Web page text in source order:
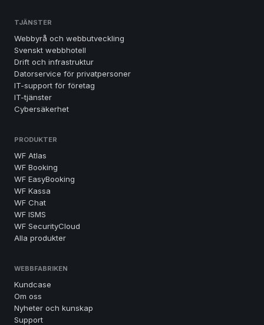
TJÄNSTER
Webbyrå och webbutveckling
Svenskt webbhotell
Drift och infrastruktur
Datorservice för privatpersoner
IT-support för företag
IT-tjänster
Cybersäkerhet
PRODUKTER
WF Atlas
WF Booking
WF EasyBooking
WF Kassa
WF Chat
WF ISMS
WF SecurityCloud
Alla produkter
WEBBFABRIKEN
Kundcase
Om oss
Nyheter och kunskap
Support